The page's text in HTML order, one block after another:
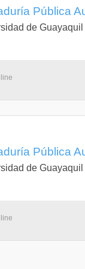
Pública
de Guayaquil
Pública
de Guayaquil